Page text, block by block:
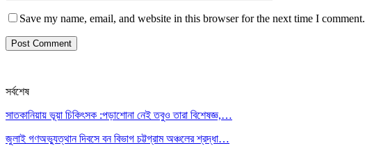
Save my name, email, and website in this browser for the next time I comment.
সর্বশেষ
সাতকানিয়ায় ভূয়া চিকিৎসক :পড়াশোনা নেই তবুও তারা বিশেষজ্ঞ,…
জুলাই গণঅভ্যুত্থান দিবসে বন বিভাগ চট্টগ্রাম অঞ্চলের শ্রদ্ধা…